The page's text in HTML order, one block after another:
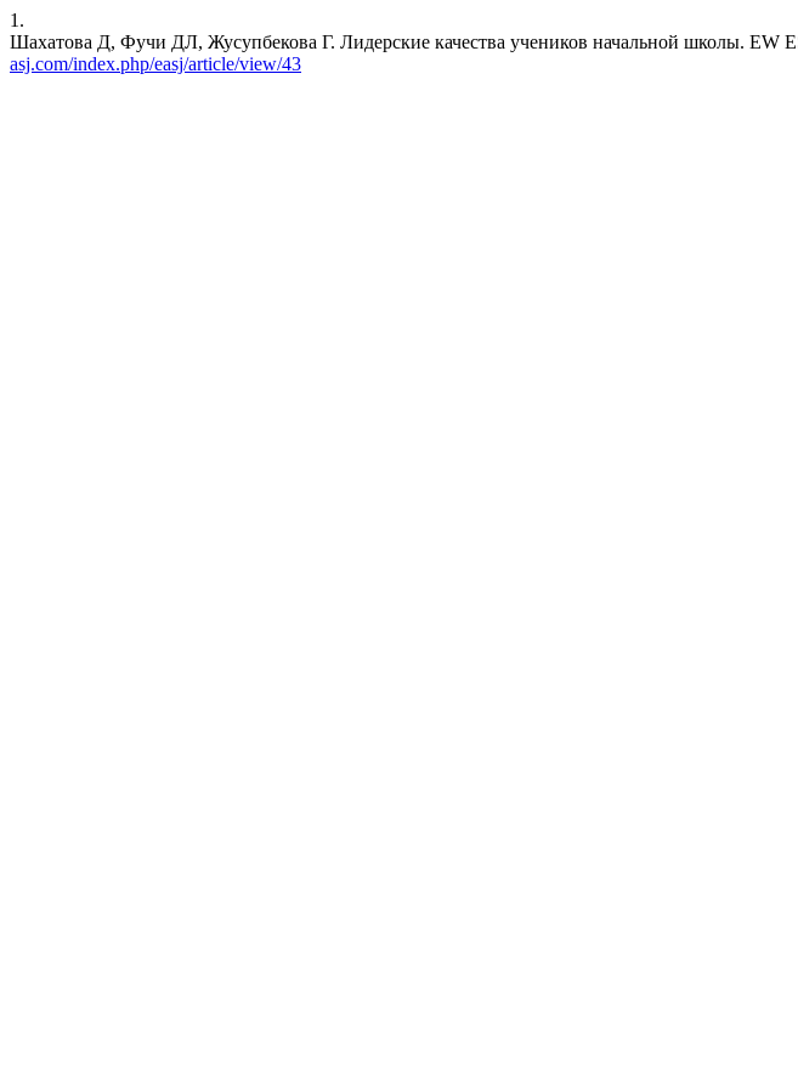
1.
Шахатова Д, Фучи ДЛ, Жусупбекова Г. Лидерские качества учеников начальной школы. EW
asj.com/index.php/easj/article/view/43